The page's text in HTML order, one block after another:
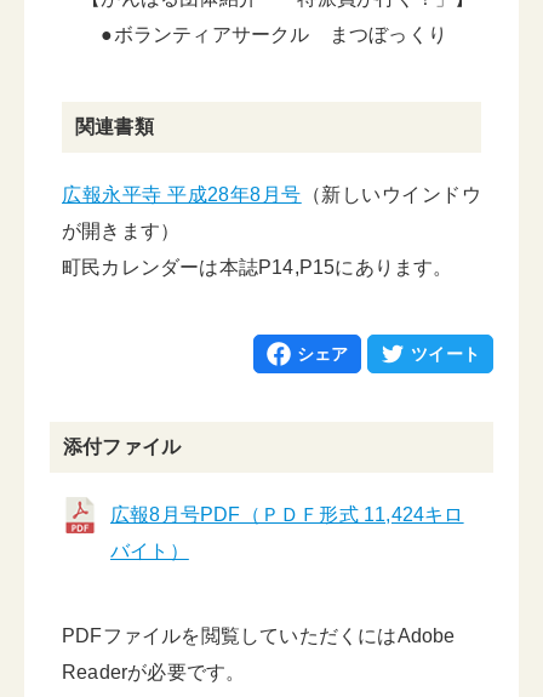
●ボランティアサークル まつぼっくり
関連書類
広報永平寺 平成28年8月号 （新しいウインドウ
が開きます）
町民カレンダーは本誌P14,P15にあります。
シェア ツイート
添付ファイル
広報8月号PDF（ＰＤＦ形式 11,424キロ
バイト）
PDFファイルを閲覧していただくにはAdobe
Readerが必要です。